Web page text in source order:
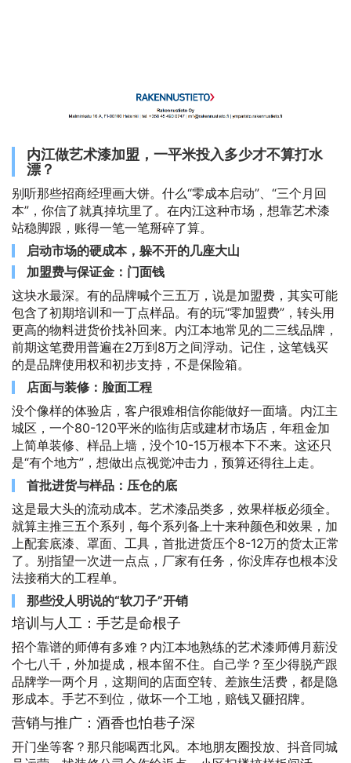
内江做艺术漆加盟，一平米投入多少才不算打水
漂？
别听那些招商经理画大饼。什么“零成本启动”、“三个月回
本”，你信了就真掉坑里了。在内江这种市场，想靠艺术漆
站稳脚跟，账得一笔一笔掰碎了算。
启动市场的硬成本，躲不开的几座大山
加盟费与保证金：门面钱
这块水最深。有的品牌喊个三五万，说是加盟费，其实可能
包含了初期培训和一丁点样品。有的玩“零加盟费”，转头用
更高的物料进货价找补回来。内江本地常见的二三线品牌，
前期这笔费用普遍在2万到8万之间浮动。记住，这笔钱买
的是品牌使用权和初步支持，不是保险箱。
店面与装修：脸面工程
没个像样的体验店，客户很难相信你能做好一面墙。内江主
城区，一个80-120平米的临街店或建材市场店，年租金加
上简单装修、样品上墙，没个10-15万根本下不来。这还只
是“有个地方”，想做出点视觉冲击力，预算还得往上走。
首批进货与样品：压仓的底
这是最大头的流动成本。艺术漆品类多，效果样板必须全。
就算主推三五个系列，每个系列备上十来种颜色和效果，加
上配套底漆、罩面、工具，首批进货压个8-12万的货太正常
了。别指望一次进一点点，厂家有任务，你没库存也根本没
法接稍大的工程单。
那些没人明说的“软刀子”开销
培训与人工：手艺是命根子
招个靠谱的师傅有多难？内江本地熟练的艺术漆师傅月薪没
个七八千，外加提成，根本留不住。自己学？至少得脱产跟
品牌学一两个月，这期间的店面空转、差旅生活费，都是隐
形成本。手艺不到位，做坏一个工地，赔钱又砸招牌。
营销与推广：酒香也怕巷子深
开门坐等客？那只能喝西北风。本地朋友圈投放、抖音同城